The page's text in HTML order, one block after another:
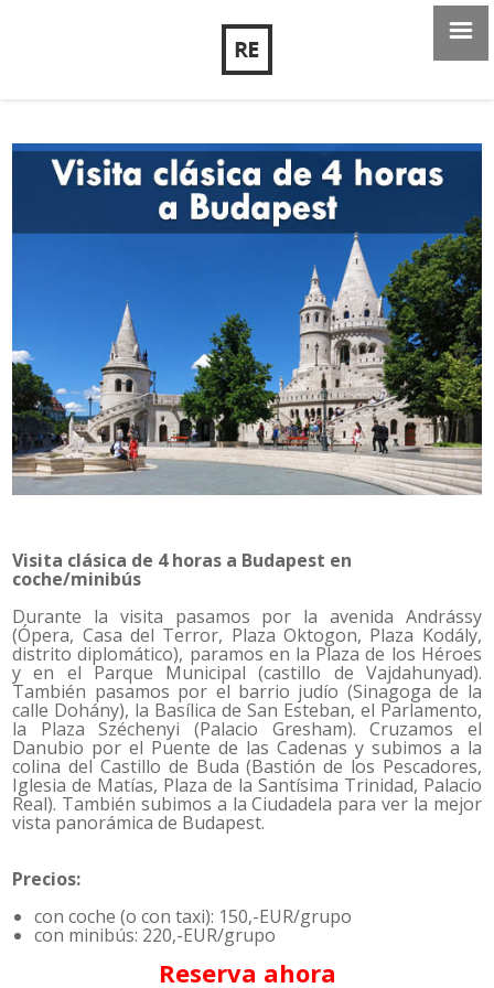
Visita clásica de 4 horas a Budapest en
coche/minibús
Durante la visita pasamos por la avenida Andrássy
(Ópera, Casa del Terror, Plaza Oktogon, Plaza Kodály,
distrito diplomático), paramos en la Plaza de los Héroes
y en el Parque Municipal (castillo de Vajdahunyad).
También pasamos por el barrio judío (Sinagoga de la
calle Dohány), la Basílica de San Esteban, el Parlamento,
la Plaza Széchenyi (Palacio Gresham). Cruzamos el
Danubio por el Puente de las Cadenas y subimos a la
colina del Castillo de Buda (Bastión de los Pescadores,
Iglesia de Matías, Plaza de la Santísima Trinidad, Palacio
Real). También subimos a la Ciudadela para ver la mejor
vista panorámica de Budapest.
Precios:
con coche (o con taxi): 150,-EUR/grupo
con minibús: 220,-EUR/grupo
Reserva ahora